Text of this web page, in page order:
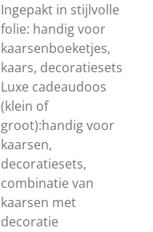
Ingepakt in stijlvolle
folie: handig voor
kaarsenboeketjes,
kaars, decoratiesets
Luxe cadeaudoos
(klein of
groot):handig voor
kaarsen,
decoratiesets,
combinatie van
kaarsen met
decoratie